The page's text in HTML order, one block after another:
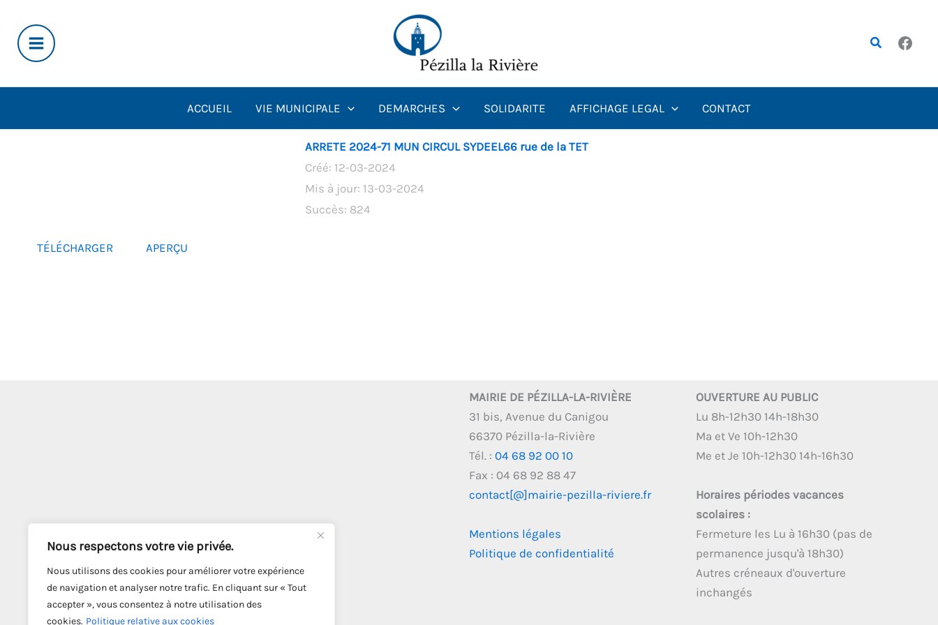
Nous respectons votre vie privée.
Nous utilisons des cookies pour améliorer votre expérience
de navigation et analyser notre trafic. En cliquant sur « Tout
accepter », vous consentez à notre utilisation des
cookies. Politique relative aux cookies
contenu
Rechercher
ACCUEIL VIE MUNICIPALE DEMARCHES SOLIDARITE AFFICHAGE LEGAL CONTACT
ARRETE 2024-71 MUN CIRCUL SYDEEL66 rue de la TET
Créé: 12-03-2024
Mis à jour: 13-03-2024
Succès: 824
TÉLÉCHARGER APERÇU
MAIRIE DE PÉZILLA-LA-RIVIÈRE
31 bis, Avenue du Canigou
66370 Pézilla-la-Rivière
Tél. : 04 68 92 00 10
Fax : 04 68 92 88 47
contact[@]mairie-pezilla-riviere.fr
Mentions légales
Politique de confidentialité
OUVERTURE AU PUBLIC
Lu 8h-12h30 14h-18h30
Ma et Ve 10h-12h30
Me et Je 10h-12h30 14h-16h30
Horaires périodes vacances
scolaires :
Fermeture les Lu à 16h30 (pas de
permanence jusqu'à 18h30)
Autres créneaux d'ouverture
inchangés